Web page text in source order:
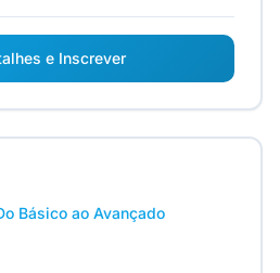
e Inscrever
Básico ao Avançado